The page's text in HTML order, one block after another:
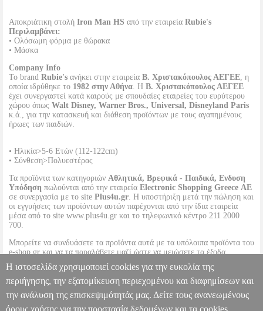
Αποκριάτικη στολή Iron Man HS από την εταιρεία Rubie's
Περιλαμβάνει:
• Ολόσωμη φόρμα με θώρακα
• Μάσκα
Company Info
Το brand Rubie's ανήκει στην εταιρεία Β. Χριστακόπουλος ΑΕΓΕΕ, η
οποία ιδρύθηκε το 1982 στην Αθήνα. Η Β. Χριστακόπουλος ΑΕΓΕΕ
έχει συνεργαστεί κατά καιρούς με σπουδαίες εταιρείες του ευρύτερου
χώρου όπως Walt Disney, Warner Bros., Universal, Disneyland Paris
κ.ά., για την κατασκευή και διάθεση προϊόντων με τους αγαπημένους
ήρωες των παιδιών.
• Ηλικία>5-6 Ετών (112-122cm)
• Σύνθεση>Πολυεστέρας
Τα προϊόντα των κατηγοριών Αθλητικά, Βρεφικά - Παιδικά, Ενδυση
Υπόδηση πωλούνται από την εταιρεία Electronic Shopping Greece ΑΕ
σε συνεργασία με το site Plus4u.gr. Η υποστήριξη μετά την πώληση και
οι εγγυήσεις των προϊόντων αυτών παρέχονται από την ίδια εταιρεία
μέσα από το site www.plus4u.gr και το τηλεφωνικό κέντρο 211 2000
700.
Μπορείτε να συνδυάσετε τα προϊόντα αυτά με τα υπόλοιπα προϊόντα του
e-shop.gr και να τα παραλάβετε μαζί ώστε να μειώσετε τα έξοδα
αποστολής. Μπορείτε επίσης να παραλάβετε από οποιοδήποτε eshop
point με μηδενικά έξοδα αποστολής ανεξαρτήτως ύψους παραγγελίας!
ΣΤΟΛΗ IRON MAN HS RUBIE'S [702024] SMALL (5-6 ΕΤΩΝ)
PL1.152091744 PL1.152091744 RUBIES RUBIES
Η ιστοσελίδα χρησιμοποιεί cookies για την ευκολία της
περιήγησης, την εξατομίκευση περιεχομένου και διαφημίσεων και
την ανάλυση της επισκεψιμότητάς μας. Δείτε τους ανανεωμένους
όρους χρήσης για την προστασία δεδομένων και τα cookies.